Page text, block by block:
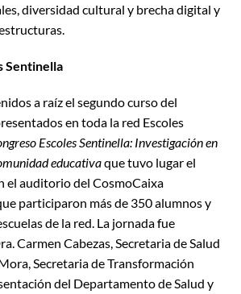
diversidad cultural y brecha digital y
Sentinella
a raíz el segundo curso del
en toda la red Escoles
Escoles Sentinella: Investigación en
educativaque tuvo lugar el
el auditorio del CosmoCaixa
participaron más de 350 alumnos y
de la red. La jornada fue
Carmen Cabezas, Secretaria de Salud
Secretaria de Transformación
del Departamento de Salud y